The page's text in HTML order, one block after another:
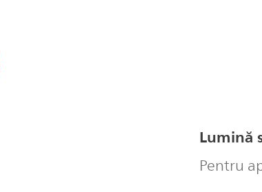
Lumină
Pentru